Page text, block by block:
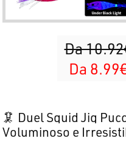
Da
Da
🦑 Duel Squid Jig
Voluminoso e